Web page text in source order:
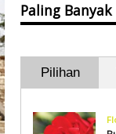
Paling Banyak
Pilihan